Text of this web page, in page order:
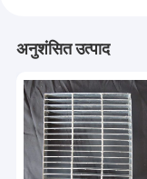
अनुशंसित उत्पाद